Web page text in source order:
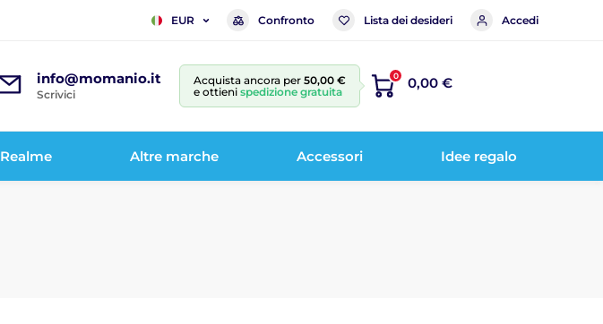
EUR Confronto Lista dei desideri Accedi
info@momanio.it
Scrivici
Acquista ancora per 50,00 €
e ottieni spedizione gratuita
0 0,00 €
Realme Altre marche Accessori Idee regalo